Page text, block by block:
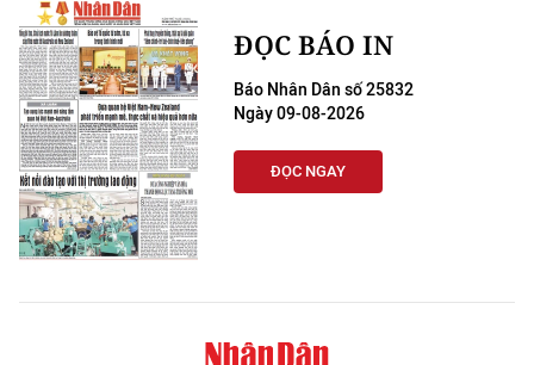
ĐỌC BÁO IN
Báo Nhân Dân số 25832
Ngày 09-08-2026
ĐỌC NGAY